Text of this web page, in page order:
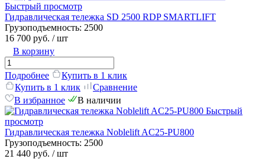
Быстрый просмотр
Гидравлическая тележка SD 2500 RDP SMARTLIFT
Грузоподъемность: 2500
16 700 руб. / шт
В корзину
Подробнее
Купить в 1 клик
Купить в 1 клик
Сравнение
В избранное
В наличии
Быстрый
просмотр
Гидравлическая тележка Noblelift AC25-PU800
Грузоподъемность: 2500
21 440 руб. / шт